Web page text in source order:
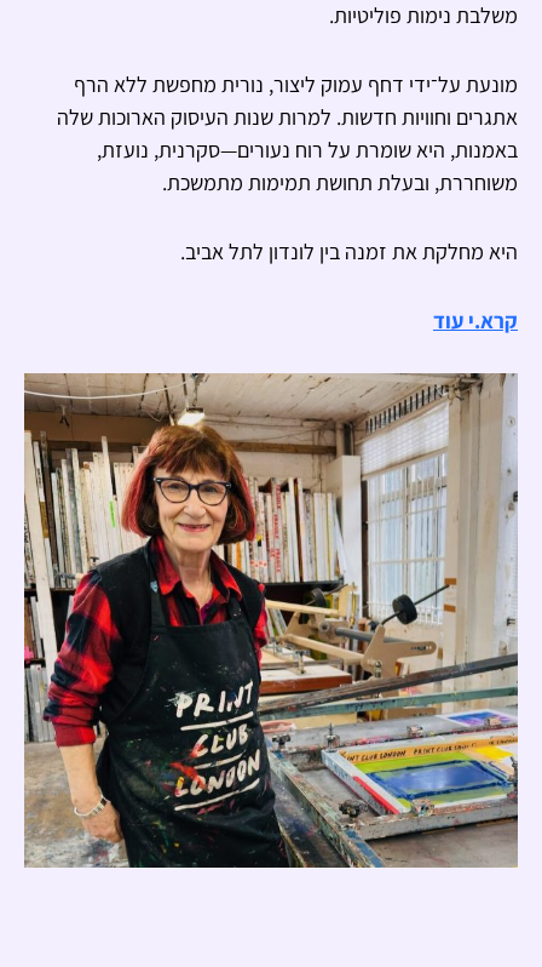
משלבת נימות פוליטיות.
מונעת על־ידי דחף עמוק ליצור, נורית מחפשת ללא הרף
אתגרים וחוויות חדשות. למרות שנות העיסוק הארוכות שלה
באמנות, היא שומרת על רוח נעורים—סקרנית, נועזת,
משוחררת, ובעלת תחושת תמימות מתמשכת.
היא מחלקת את זמנה בין לונדון לתל אביב.
קרא.י עוד